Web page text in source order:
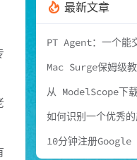
最新文章
如何识别一个优秀